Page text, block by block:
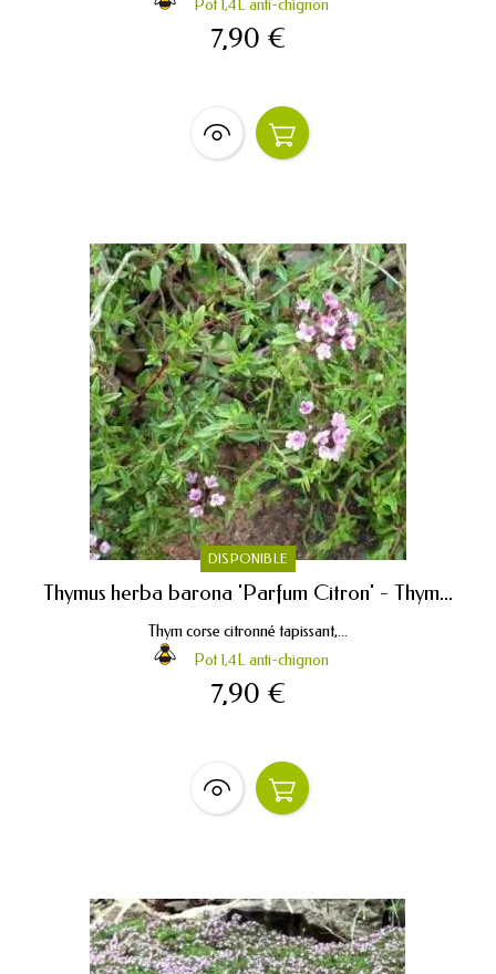
Pot 1,4L anti-chignon
7,90 €
DISPONIBLE
Thymus herba barona 'Parfum Citron' - Thym...
Thym corse citronné tapissant,...
Pot 1,4L anti-chignon
7,90 €